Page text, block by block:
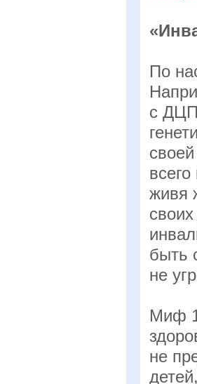
По
с
живя
быть
не
Миф
не